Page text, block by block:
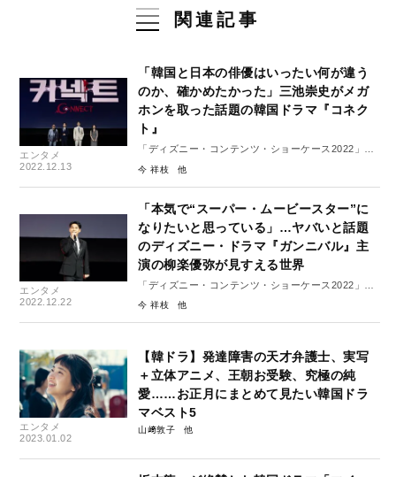
関連記事
エンタメ
2022.12.13
「韓国と日本の俳優はいったい何が違う
のか、確かめたかった」三池崇史がメガ
ホンを取った話題の韓国ドラマ『コネク
ト』
「ディズニー・コンテンツ・ショーケース2022」レ
ポート１
今 祥枝
エンタメ
2022.12.22
「本気で“スーパー・ムービースター”に
なりたいと思っている」…ヤバいと話題
のディズニー・ドラマ『ガンニバル』主
演の柳楽優弥が見すえる世界
「ディズニー・コンテンツ・ショーケース2022」レ
ポート３
今 祥枝
エンタメ
2023.01.02
【韓ドラ】発達障害の天才弁護士、実写
＋立体アニメ、王朝お受験、究極の純
愛……お正月にまとめて見たい韓国ドラ
マベスト5
山﨑敦子